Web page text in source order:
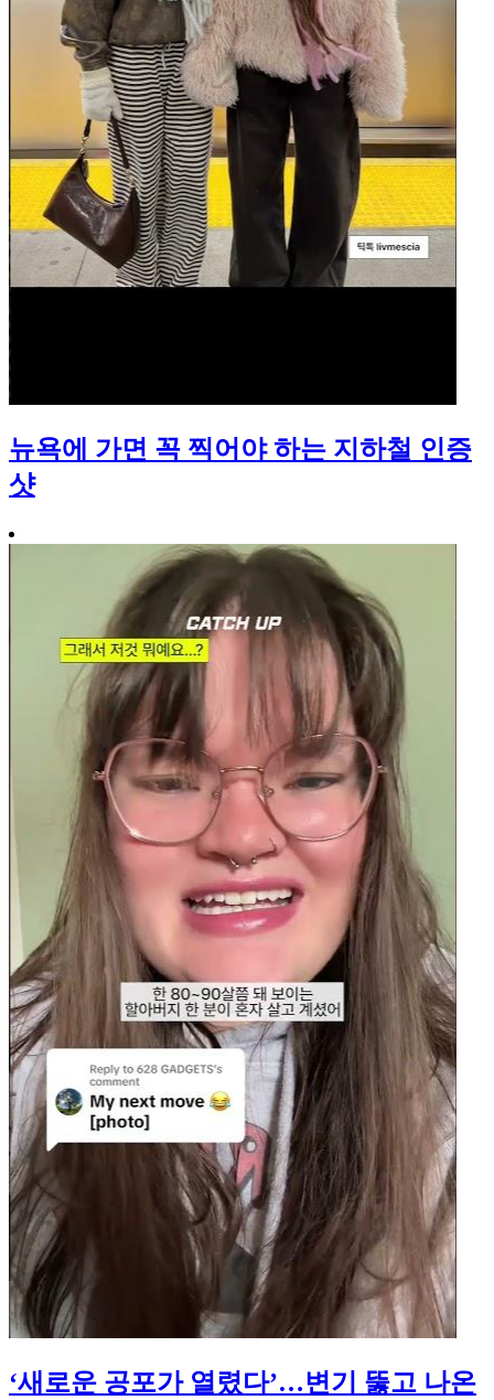
뉴욕에 가면 꼭 찍어야 하는 지하철 인증
샷
‘새로운 공포가 열렸다’…변기 뚫고 나온